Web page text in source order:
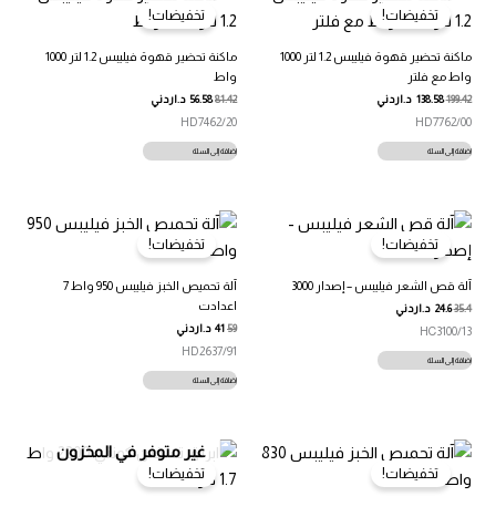
تخفيضات!
ماكنة تحضير قهوة فيليبس 1.2 لتر 1000
واط مع فلتر
199.42
138.58 د.اردني
HD7762/00
إضافة إلى السلة
تخفيضات!
ماكنة تحضير قهوة فيليبس 1.2 لتر 1000
واط
81.42
56.58 د.اردني
HD7462/20
إضافة إلى السلة
تخفيضات!
آلة قص الشعر فيليبس – إصدار 3000
35.4
24.6 د.اردني
HC3100/13
إضافة إلى السلة
تخفيضات!
آلة تحميص الخبز فيليبس 950 واط 7
اعدادت
59
41 د.اردني
HD2637/91
إضافة إلى السلة
تخفيضات!
غير متوفر في المخزون
تخفيضات!